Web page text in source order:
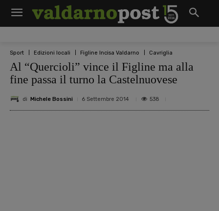
Sport Edizioni locali Figline Incisa Valdarno Cavriglia
Al “Quercioli” vince il Figline ma alla
fine passa il turno la Castelnuovese
di Michele Bossini 6 Settembre 2014 538